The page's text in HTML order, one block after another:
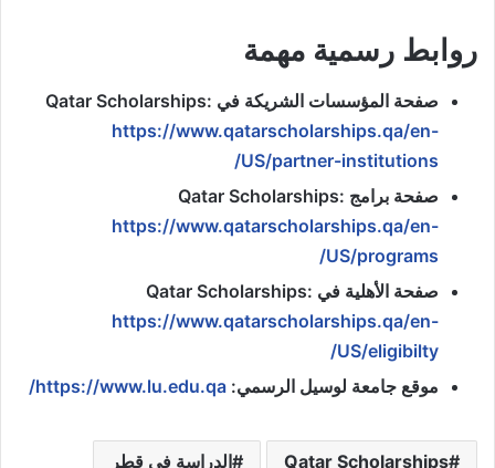
روابط رسمية مهمة
صفحة المؤسسات الشريكة في Qatar Scholarships:
https://www.qatarscholarships.qa/en-
US/partner-institutions/
صفحة برامج Qatar Scholarships:
https://www.qatarscholarships.qa/en-
US/programs/
صفحة الأهلية في Qatar Scholarships:
https://www.qatarscholarships.qa/en-
US/eligibilty/
موقع جامعة لوسيل الرسمي: https://www.lu.edu.qa/
Qatar Scholarships الدراسة في قطر